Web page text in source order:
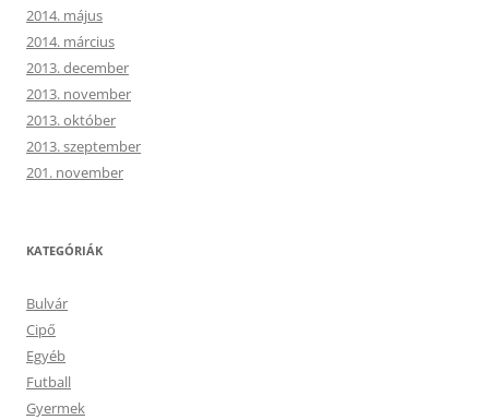
2014. május
2014. március
2013. december
2013. november
2013. október
2013. szeptember
201. november
KATEGÓRIÁK
Bulvár
Cipő
Egyéb
Futball
Gyermek